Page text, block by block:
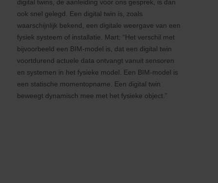
digital twins, de aanleiding voor ons gesprek, is dan
ook snel gelegd. Een digital twin is, zoals
waarschijnlijk bekend, een digitale weergave van een
fysiek systeem of installatie. Mart: “Het verschil met
bijvoorbeeld een BIM-model is, dat een digital twin
voortdurend actuele data ontvangt vanuit sensoren
en systemen in het fysieke model. Een BIM-model is
een statische momentopname. Een digital twin
beweegt dynamisch mee met het fysieke object.”